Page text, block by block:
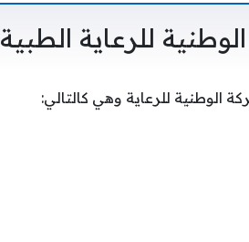
للرعاية الطبية
الوطنية للرعاية وهي كالتالي: